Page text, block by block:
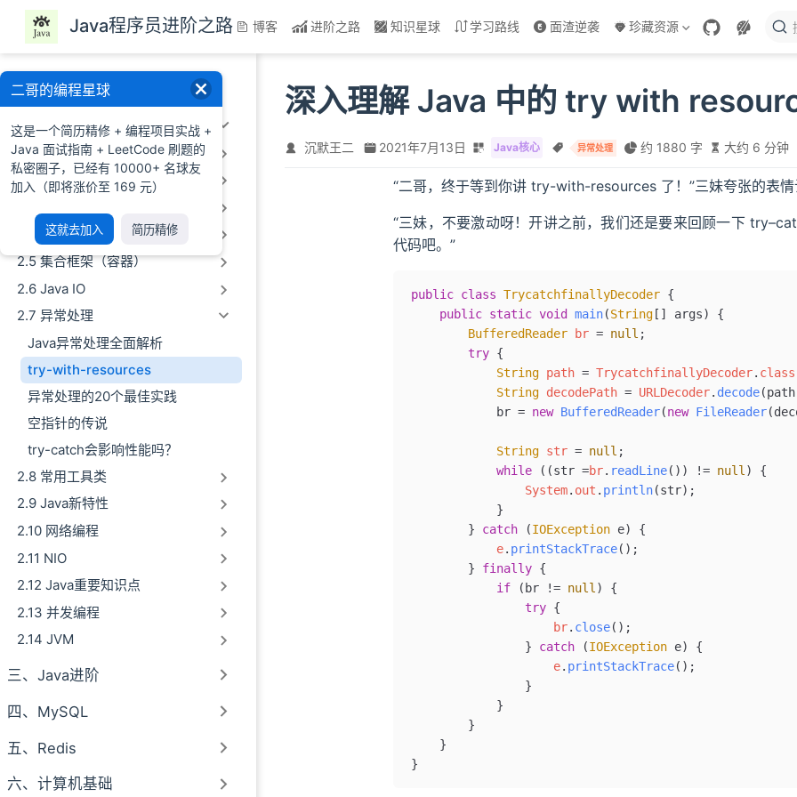
跳至主要內容
Java程序员进阶之路 博客 进阶之路 知识星球 学习路线 面渣逆袭 珍藏资源
一、前言
二、Java基础
2.1 Java概述及环境配置
2.2 Java语法基础
2.4 面向对象编程
2.5 集合框架（容器）
2.6 Java IO
2.7 异常处理
Java异常处理全面解析
try-with-resources
异常处理的20个最佳实践
空指针的传说
try-catch会影响性能吗？
2.8 常用工具类
2.9 Java新特性
2.10 网络编程
2.11 NIO
2.12 Java重要知识点
2.13 并发编程
2.14 JVM
三、Java进阶
四、MySQL
五、Redis
六、计算机基础
深入理解 Java 中的 try with
沉默王二 2021年7月13日 Java核心 异常处理 约 1880 字 大约 6 分钟
“二哥，终于等到你讲 try-with-resources 了！”三妹夸张的表情
“三妹，不要激动呀！开讲之前，我们还是要来回顾一下
代码吧。”
public class TrycatchfinallyDecoder {
    public
static void main(String [] args)
{
        BufferedReader
br = null ;
        try
{
            String
path = TrycatchfinallyDecoder. class
            String
decodePath = URLDecoder. decode
            br
= new BufferedReader(new FileReader
            String
str = null ;
            while
((str =br. readLine()) != null ) {
                System
. out . println(str);
            }
        }
catch (IOException e) {
            e
. printStackTrace();
        }
finally {
            if
(br != null ) {
                try
{
                    br
. close();
                }
catch (IOException e) {
                    e
. printStackTrace();
                }
            }
        }
    }
}
二哥的编程星球
这是一个简历精修 + 编程项目实战 +
Java 面试指南 + LeetCode 刷题的
私密圈子，已经有 10000+ 名球友
加入（即将涨价至 169 元）
这就去加入 简历精修